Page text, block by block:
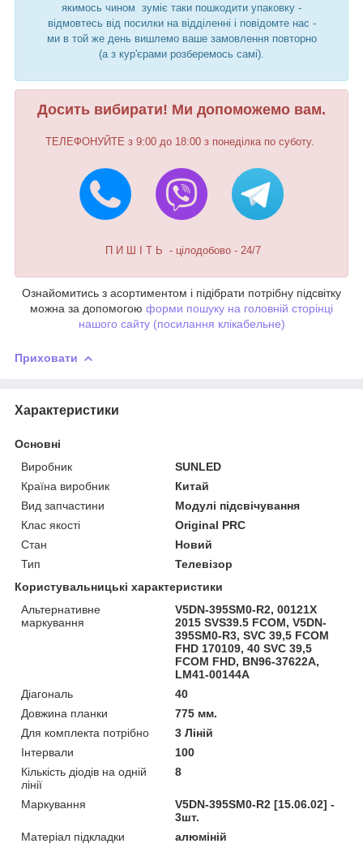
якимось чином зуміє таки пошкодити упаковку -
відмовтесь від посилки на відділенні і повідомте нас -
ми в той же день вишлемо ваше замовлення повторно
(а з кур'єрами розберемось самі).
Досить вибирати! Ми допоможемо вам.
ТЕЛЕФОНУЙТЕ з 9:00 до 18:00 з понеділка по суботу.
П И Ш І Т Ь - цілодобово - 24/7
Ознайомитись з асортиментом і підібрати потрібну підсвітку
можна за допомогою форми пошуку на головній сторінці
нашого сайту (посилання клікабельне)
Приховати
Характеристики
Основні
Виробник
SUNLED
Країна виробник
Китай
Вид запчастини
Модулі підсвічування
Клас якості
Original PRC
Стан
Новий
Тип
Телевізор
Користувальницькі характеристики
Альтернативне
маркування
V5DN-395SM0-R2, 00121X
2015 SVS39.5 FCOM, V5DN-
395SM0-R3, SVC 39,5 FCOM
FHD 170109, 40 SVC 39,5
FCOM FHD, BN96-37622A,
LM41-00144A
Діагональ
40
Довжина планки
775 мм.
Для комплекта потрібно
3 Ліній
Інтервали
100
Кількість діодів на одній
лінії
8
Маркування
V5DN-395SM0-R2 [15.06.02] -
3шт.
Матеріал підкладки
алюміній